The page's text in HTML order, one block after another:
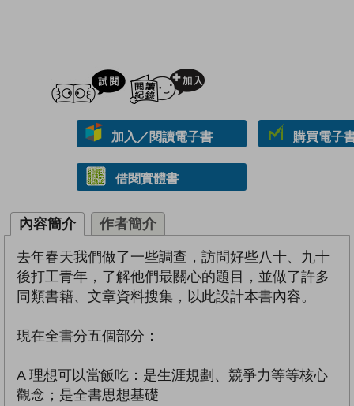
試閲
加入／閱讀電子書 購買電子
借閱實體書
內容簡介 作者簡介
去年春天我們做了一些調查，訪問好些八十、九十
後打工青年，了解他們最關心的題目，並做了許多
同類書籍、文章資料搜集，以此設計本書內容。
現在全書分五個部分：
A 理想可以當飯吃：是生涯規劃、競爭力等等核心
觀念；是全書思想基礎